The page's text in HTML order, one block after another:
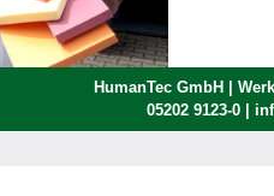
HumanTec GmbH |
05202 9123-0 |